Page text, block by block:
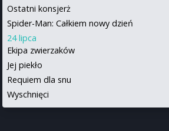
Ostatni konsjerż
Spider-Man: Całkiem nowy dzień
24 lipca
Ekipa zwierzaków
Jej piekło
Requiem dla snu
Wyschnięci